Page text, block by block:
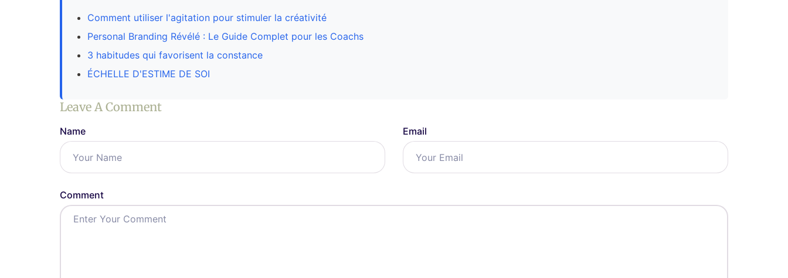
Comment utiliser l'agitation pour stimuler la créativité
Personal Branding Révélé : Le Guide Complet pour les Coachs
3 habitudes qui favorisent la constance
ÉCHELLE D'ESTIME DE SOI
Leave A Comment
Name Email
Comment